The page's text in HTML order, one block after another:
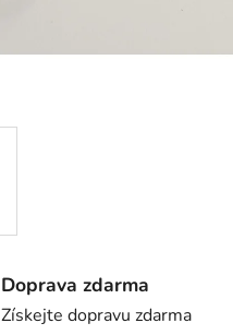
Doprava zdarma
Získejte dopravu zdarma